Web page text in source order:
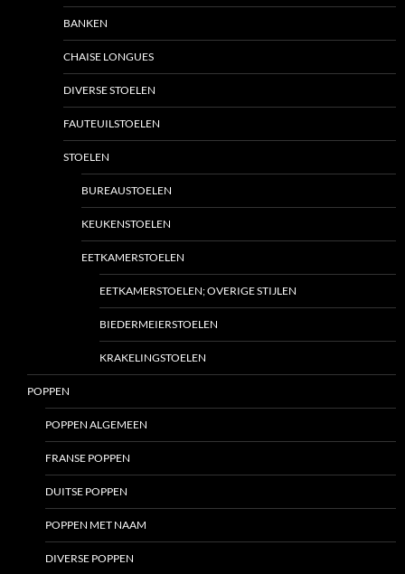
BANKEN
CHAISE LONGUES
DIVERSE STOELEN
FAUTEUILSTOELEN
STOELEN
BUREAUSTOELEN
KEUKENSTOELEN
EETKAMERSTOELEN
EETKAMERSTOELEN; OVERIGE STIJLEN
BIEDERMEIERSTOELEN
KRAKELINGSTOELEN
POPPEN
POPPEN ALGEMEEN
FRANSE POPPEN
DUITSE POPPEN
POPPEN MET NAAM
DIVERSE POPPEN